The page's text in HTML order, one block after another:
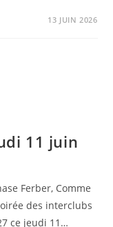
13 JUIN 2026
11 juin
Ferber, Comme
des interclubs
ce jeudi 11…